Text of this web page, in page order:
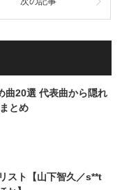
曲20選 代表曲から隠れ
とめ
スト【山下智久／s**t